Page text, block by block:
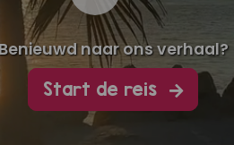
Benieuwd naar ons verhaal?
Start de reis